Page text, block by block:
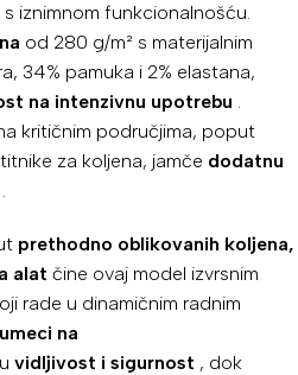
iznimnom funkcionalnošću.
od 280 g/m² s materijalnim
34% pamuka i 2% elastana,
na intenzivnu upotrebu .
kritičnim područjima, poput
za koljena, jamče dodatnu
.
prethodno oblikovanih koljena,
alat čine ovaj model izvrsnim
rade u dinamičnim radnim
na
vidljivost i sigurnost , dok